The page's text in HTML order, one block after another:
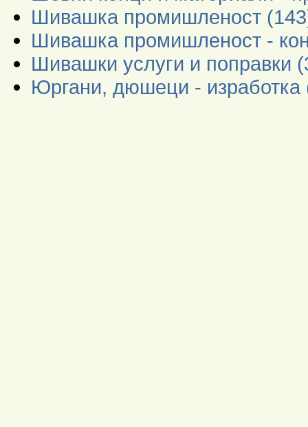
Шивашка промишленост
Шивашка промишленост -
Шивашки услуги и поправки
Юргани, дюшеци - изработка